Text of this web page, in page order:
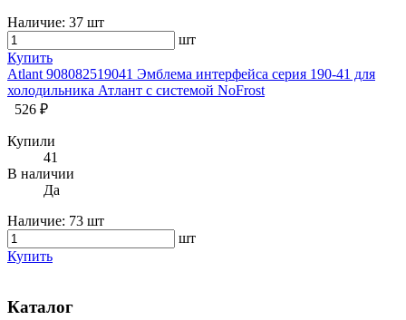
Наличие: 37 шт
шт
Купить
Atlant 908082519041 Эмблема интерфейса серия 190-41 для
холодильника Атлант с системой NoFrost
526 ₽
Купили
41
В наличии
Да
Наличие: 73 шт
шт
Купить
Каталог